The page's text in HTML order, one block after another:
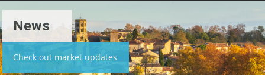
News
Check out market updates